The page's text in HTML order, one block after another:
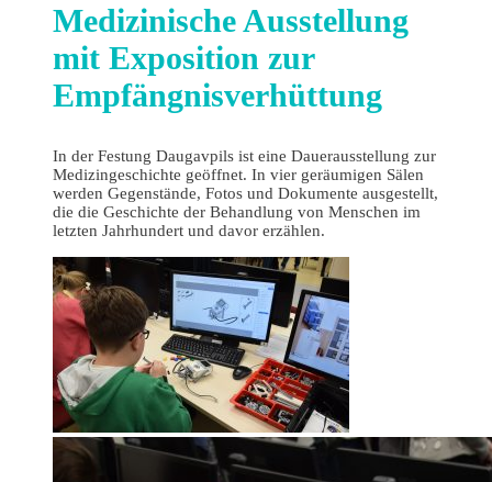
Medizinische Ausstellung
mit Exposition zur
Empfängnisverhüttung
In der Festung Daugavpils ist eine Dauerausstellung zur
Medizingeschichte geöffnet. In vier geräumigen Sälen
werden Gegenstände, Fotos und Dokumente ausgestellt,
die die Geschichte der Behandlung von Menschen im
letzten Jahrhundert und davor erzählen.